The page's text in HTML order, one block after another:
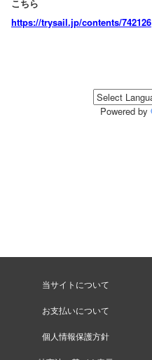
こちら
https://trysail.jp/contents/742126
Powered by
当サイトについて
お支払いについて
個人情報保護方針